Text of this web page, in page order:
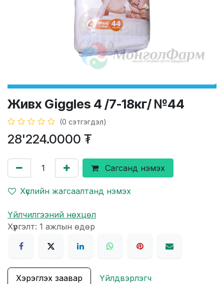
Живх Giggles 4 /7-18кг/ №44
(0 сэтгэгдэл)
28'224.0000 ₮
Сагсанд нэмэх
Хүслийн жагсаалтанд нэмэх
Үйлчилгээний нөхцөл
Хүргэлт: 1 ажлын өдөр
Хэрэглэх заавар
Үйлдвэрлэгч